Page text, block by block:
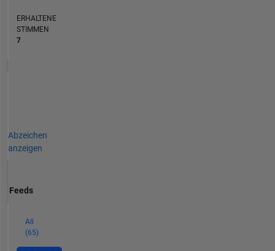
ERHALTENE
STIMMEN
7
Abzeichen
anzeigen
Feeds
All
(65)